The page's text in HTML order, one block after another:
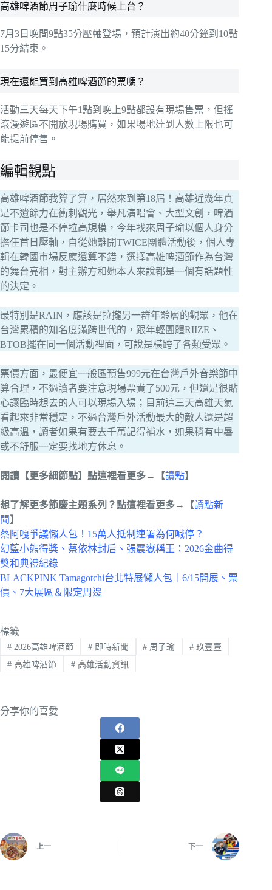
高雄啤酒節周子瑜什麼時候上台？
7月3日晚間9點35分壓軸登場，預計演出約40分鐘到10點
15分結束。
現在還能買到高雄啤酒節的票嗎？
活動三天每天下午1點到晚上9點都設有現場售票，但搖
滾漫遊區不開放現場購買，如果場地達到人數上限也可
能提前停售。
編輯觀點
高雄啤酒節我算了算，居然來到第18屆！高雄近幾年真
是不遺餘力在衝刺觀光，舉凡演唱會、大型文創，啤酒
節卡司也是不停拉高規模，今年找來周子瑜以個人身分
擔任首日壓軸，自從她離開TWICE團體活動後，個人專
輯在韓國市場反應還算不錯，選擇高雄啤酒節作為台灣
的舞台亮相，對主辦方和她本人來說都是一個有話題性
的決定。
最特別是RAIN，應該是拉攏另一群年齡層的觀眾，他在
台灣累積的知名度滿跨世代的，跟年輕團體RIIZE、
BTOB擺在同一個活動裡面，可說是橫跨了各類受眾。
票價方面，最便宜一般區預售999元在台灣戶外音樂節中
算合理，不過讀者要注意現場票貴了500元，但還是很貼
心讓臨時想去的人可以現場入場；目前這三天高雄天氣
看起來非常穩定，不過台灣戶外活動最大的敵人還是超
級高溫，讀者如果有要去千萬記得補水，如果稍有中暑
或不舒服一定要找地方休息。
閱讀【更多細節點】點這裡看更多→【讀點】
想了解更多節慶主題系列？點這裡看更多→【讀點新
聞 】
蔡阿嘎爭議懶人包！15萬人抵制連署為何喊停？
幻藍小熊得獎、蔡依林封后、張震嶽稱王：2026金曲得
獎和典禮紀錄
BLACKPINK Tamagotchi台北特展懶人包｜6/15開展、票
價、7大展區＆限定周邊
標籤
#2026高雄啤酒節 #即時新聞 # 周子瑜 # 玖壹壹
#高雄啤酒節 #高雄活動資訊
分享你的喜愛
上一 下一